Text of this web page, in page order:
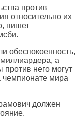
против
относительно их
пишет
обеспокоенность,
миллиардера, а
него могут
чемпионате мира
должен